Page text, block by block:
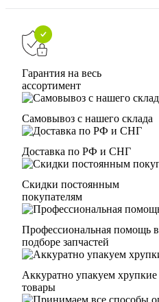
Гарантия на весь
ассортимент
Самовывоз с нашего склада
Доставка по РФ и СНГ
Скидки постоянным
покупателям
Профессиональная помощь в
подборе запчастей
Аккуратно упакуем хрупкие
товары